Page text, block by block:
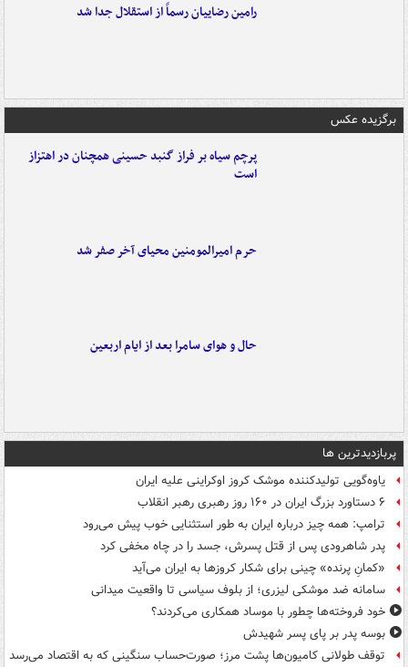
رامین رضاییان رسماً از استقلال جدا شد
برگزیده عکس
پرچم سیاه بر فراز گنبد حسینی همچنان در اهتزاز
است
حرم امیرالمومنین محیای آخر صفر شد
حال و هوای سامرا بعد از ایام اربعین
پربازدیدترین ها
یاوه‌گویی تولیدکننده موشک کروز اوکراینی علیه ایران
۶ دستاورد بزرگ ایران در ۱۶۰ روز رهبری رهبر انقلاب
ترامپ: همه چیز درباره ایران به طور استثنایی خوب پیش می‌رود
پدر شاهرودی پس از قتل پسرش، جسد را در چاه مخفی کرد
«کمانِ پرنده» چینی برای شکار کروزها به ایران می‌آید
سامانه ضد موشکی لیزری؛ از بلوف سیاسی تا واقعیت میدانی
خود فروخته‌ها چطور با موساد همکاری می‌کردند؟
بوسه‌ پدر بر پای پسر شهیدش
توقف طولانی کامیون‌ها پشت مرز؛ صورت‌حساب سنگینی که به اقتصاد می‌رسد